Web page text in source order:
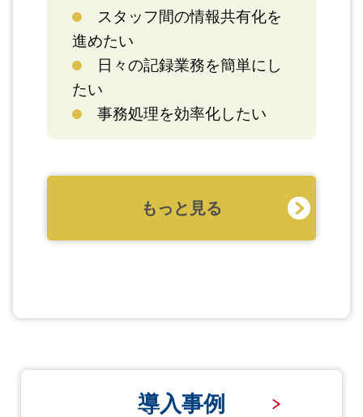
スタッフ間の情報共有化を
進めたい
日々の記録業務を簡単にし
たい
事務処理を効率化したい
もっと見る
導入事例